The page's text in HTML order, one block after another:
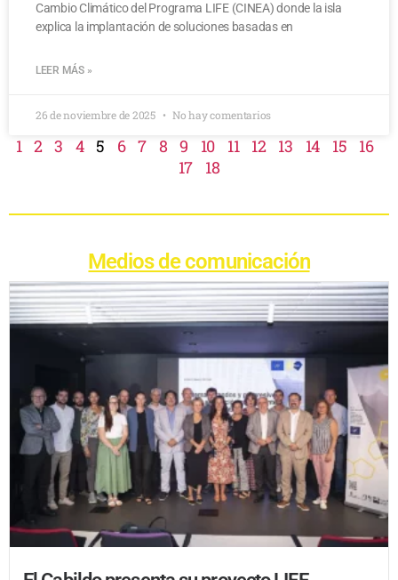
Cambio Climático del Programa LIFE (CINEA) donde la isla
explica la implantación de soluciones basadas en
LEER MÁS »
26 de noviembre de 2025 No hay comentarios
1 2 3 4 5 6 7 8 9 10 11 12 13 14 15
16
17
18
Medios de comunicación